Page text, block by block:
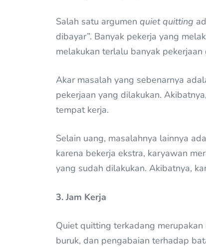
Salah satu argumen quiet quitting
dibayar”. Banyak pekerja yang
melakukan terlalu banyak
Akar masalah yang sebenarnya
pekerjaan yang dilakukan.
tempat kerja.
Selain uang, masalahnya lainnya
karena bekerja ekstra, karyawan
yang sudah dilakukan. Akibatnya,
3. Jam Kerja
Quiet quitting terkadang
buruk, dan pengabaian terhadap